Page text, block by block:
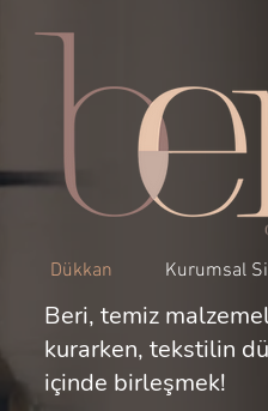
Dükkan Kurumsal
Beri, temiz
kurarken, tekstilin
içinde birleşmek!